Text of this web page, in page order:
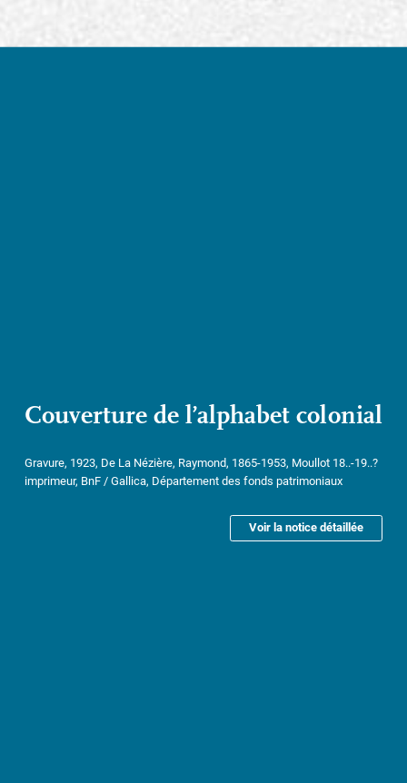
Couverture de l’alphabet colonial
Gravure, 1923, De La Nézière, Raymond, 1865-1953, Moullot 18..-19..?
imprimeur, BnF / Gallica, Département des fonds patrimoniaux
Voir la notice détaillée